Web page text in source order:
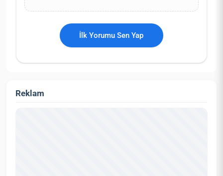
İlk Yorumu Sen Yap
Reklam